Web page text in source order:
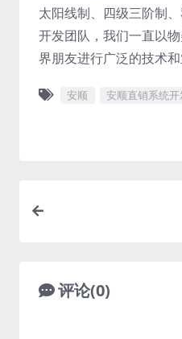
太阳线制、四级三阶制
开发团队，我们一直以
界朋友进行广泛的技术
安顺 安顺直销系统开
评论(0)